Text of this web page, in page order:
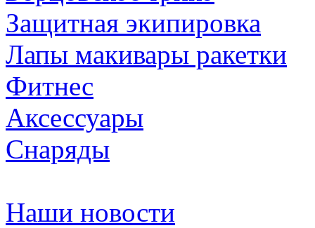
Защитная экипировка
Лапы макивары ракетки
Фитнес
Аксессуары
Снаряды
Наши новости